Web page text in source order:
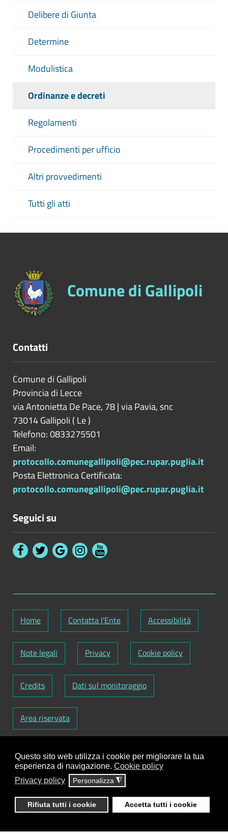
Questo sito web utilizza i cookie per migliorare la tua
esperienza di navigazione. Cookie policy
Privacy policy
Personalizza ◮
Rifiuta tutti i cookie Accetta tutti i cookie
Delibere di Giunta
Determine
Modulistica
Ordinanze e decreti
Regolamenti
Procedimenti per ufficio
Altri provvedimenti
Tutti gli atti
Comune di Gallipoli
Contatti
Comune di Gallipoli
Provincia di Lecce
via Antonietta De Pace, 78 | via Pavia, snc
73014Gallipoli ( Le)
Telefono: 0833275501
Email:
protocollo.comunegallipoli@pec.rupar.puglia.it
Posta Elettronica Certificata:
protocollo.comunegallipoli@pec.rupar.puglia.it
Seguici su
Home Contatta l'Ente Accessibilità
Note legali Privacy Cookie policy
Credits Dati sul monitoraggio
Area riservata
Codice Fiscale: 82000090751-Partita IVA:
01129720759-Codice Fatturazione elettronica:
UFY1HC
contenuti:Antonio Scrimitore